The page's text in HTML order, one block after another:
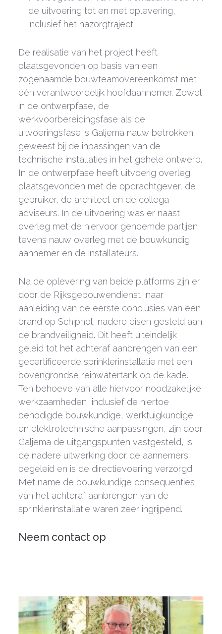
de uitvoering tot en met oplevering,
inclusief het nazorgtraject.
De realisatie van het project heeft
plaatsgevonden op basis van een
zogenaamde bouwteamovereenkomst met
één verantwoordelijk hoofdaannemer. Zowel
in de ontwerpfase, de
werkvoorbereidingsfase als de
uitvoeringsfase is Galjema nauw betrokken
geweest bij de inpassingen van de
technische installaties in het gehele ontwerp.
In de ontwerpfase heeft uitvoerig overleg
plaatsgevonden met de opdrachtgever, de
gebruiker, de architect en de collega-
adviseurs. In de uitvoering was er naast
overleg met de hiervoor genoemde partijen
tevens nauw overleg met de bouwkundig
aannemer en de installateurs.
Na de oplevering van beide platforms zijn er
door de Rijksgebouwendienst, naar
aanleiding van de eerste conclusies van een
brand op Schiphol, nadere eisen gesteld aan
de brandveiligheid. Dit heeft uiteindelijk
geleid tot het achteraf aanbrengen van een
gecertificeerde sprinklerinstallatie met een
bovengrondse reinwatertank op de kade.
Ten behoeve van alle hiervoor noodzakelijke
werkzaamheden, inclusief de hiertoe
benodigde bouwkundige, werktuigkundige
en elektrotechnische aanpassingen, zijn door
Galjema de uitgangspunten vastgesteld, is
de nadere uitwerking door de aannemers
begeleid en is de directievoering verzorgd.
Met name de bouwkundige consequenties
van het achteraf aanbrengen van de
sprinklerinstallatie waren zeer ingrijpend.
Neem contact op